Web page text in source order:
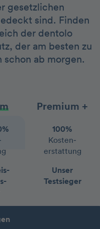
gesetzlichen
sind. Finden
der dentolo
der am besten zu
schon ab morgen.
Premium +
100%
Kosten­
erstattung
Unser
Testsieger